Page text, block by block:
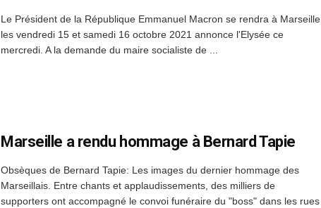
Le Président de la République Emmanuel Macron se rendra à Marseille
les vendredi 15 et samedi 16 octobre 2021 annonce l'Elysée ce
mercredi. A la demande du maire socialiste de ...
Marseille a rendu hommage à Bernard Tapie
Obsèques de Bernard Tapie: Les images du dernier hommage des
Marseillais. Entre chants et applaudissements, des milliers de
supporters ont accompagné le convoi funéraire du "boss" dans les rues